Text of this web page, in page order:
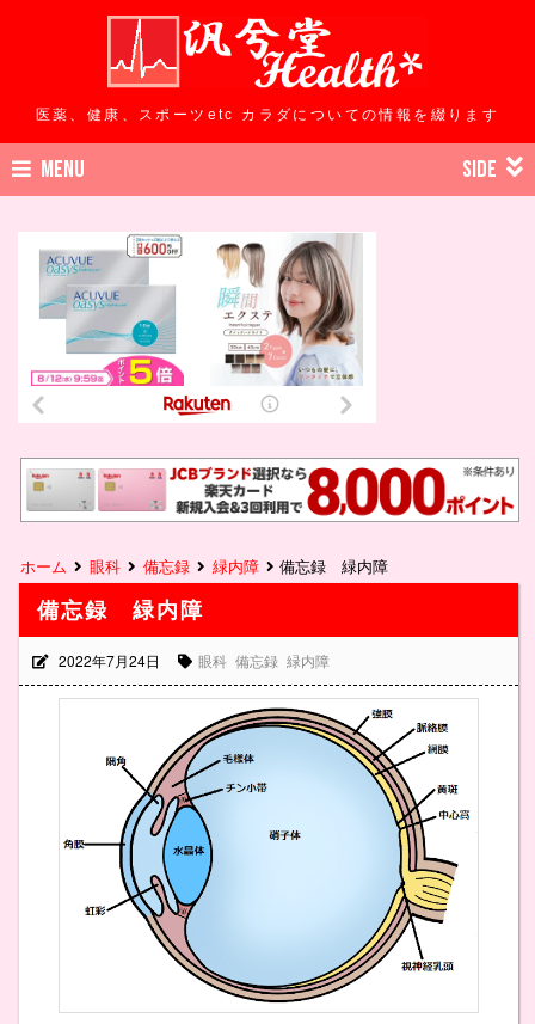
医薬、健康、スポーツetc カラダについての情報を綴ります
MENU SIDE
ホーム 眼科 備忘録 緑内障 備忘録 緑内障
備忘録 緑内障
2022年7月24日 眼科 備忘録 緑内障